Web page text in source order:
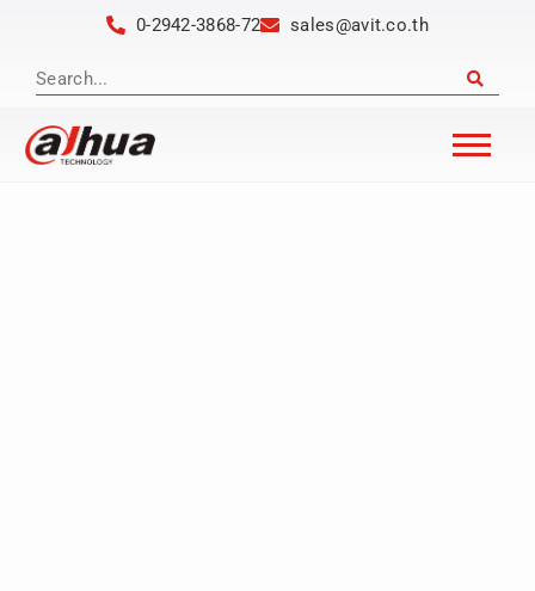
0-2942-3868-72 sales@avit.co.th